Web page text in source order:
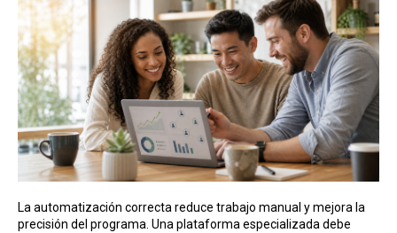
La automatización correcta reduce trabajo manual y mejora la
precisión del programa. Una plataforma especializada debe